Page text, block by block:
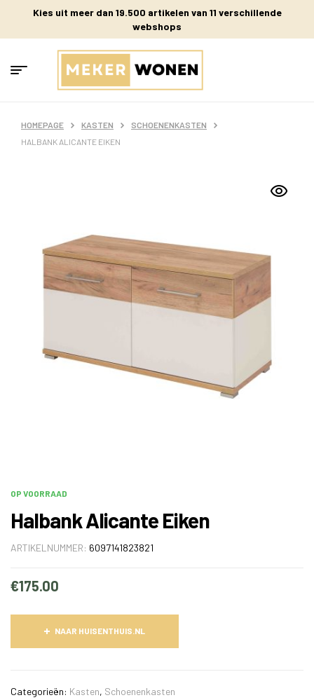
Kies uit meer dan 19.500 artikelen van 11 verschillende
webshops
HOMEPAGE KASTEN
SCHOENENKASTEN
HALBANK ALICANTE EIKEN
OP VOORRAAD
Halbank Alicante Eiken
ARTIKELNUMMER: 6097141823821
€175.00
NAAR HUISENTHUIS.NL
Categorieën: Kasten, Schoenenkasten